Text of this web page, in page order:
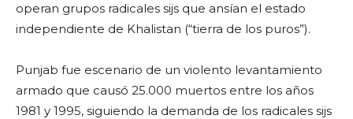
operan grupos radicales sijs que ansían el estado
independiente de Khalistan (“tierra de los puros”).
Punjab fue escenario de un violento levantamiento
armado que causó 25.000 muertos entre los años
1981 y 1995, siguiendo la demanda de los radicales sijs